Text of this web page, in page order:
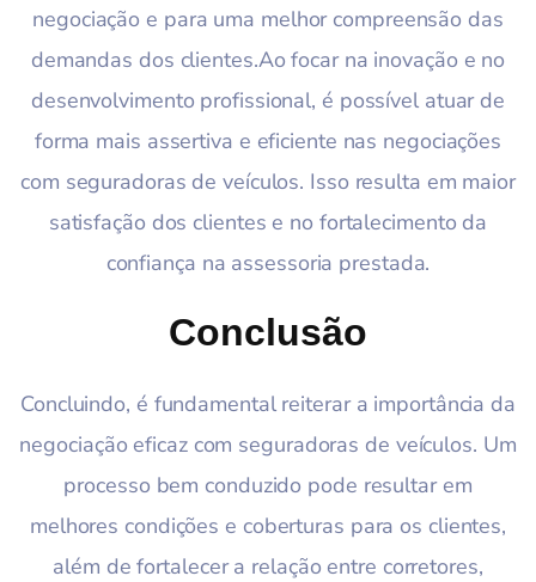
negociação e para uma melhor compreensão das
demandas dos clientes.Ao focar na inovação e no
desenvolvimento profissional, é possível atuar de
forma mais assertiva e eficiente nas negociações
com seguradoras de veículos. Isso resulta em maior
satisfação dos clientes e no fortalecimento da
confiança na assessoria prestada.
Conclusão
Concluindo, é fundamental reiterar a importância da
negociação eficaz com seguradoras de veículos. Um
processo bem conduzido pode resultar em
melhores condições e coberturas para os clientes,
além de fortalecer a relação entre corretores,